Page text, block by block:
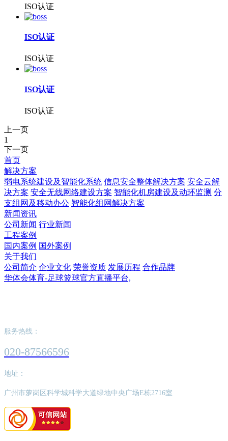
ISO认证
ISO认证
ISO认证
ISO认证
ISO认证
上一页
1
下一页
首页
解决方案
弱电系统建设及智能化系统 信息安全整体解决方案 安全云解
决方案 安全无线网络建设方案 智能化机房建设及动环监测 分
支组网及移动办公 智能化组网解决方案
新闻资讯
公司新闻 行业新闻
工程案例
国内案例 国外案例
关于我们
公司简介 企业文化 荣誉资质 发展历程 合作品牌
华体会体育-足球篮球官方直播平台,
服务热线：
020-87566596
地址：
广州市萝岗区科学城科学大道绿地中央广场E栋2716室